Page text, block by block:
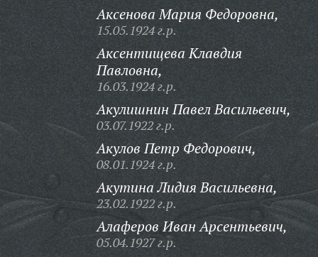
Аксенова Мария Федоровна,
15.05.1924 г.р.
Аксентищева Клавдия
Павловна,
16.03.1924 г.р.
Акулишнин Павел Васильевич,
03.07.1922 г.р.
Акулов Петр Федорович,
08.01.1924 г.р.
Акутина Лидия Васильевна,
23.02.1922 г.р.
Алаферов Иван Арсентьевич,
05.04.1927 г.р.